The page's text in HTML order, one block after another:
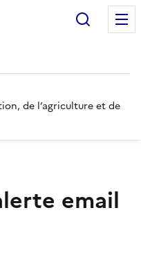
de l’agriculture et de
email